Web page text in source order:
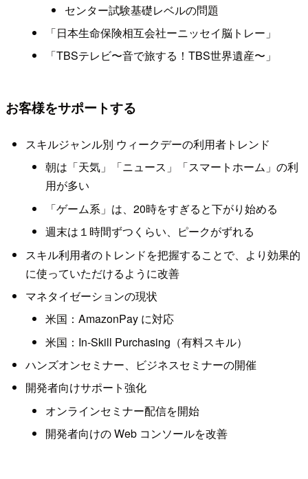
センター試験基礎レベルの問題
「日本生命保険相互会社ーニッセイ脳トレー」
「TBSテレビ〜音で旅する！TBS世界遺産〜」
お客様をサポートする
スキルジャンル別 ウィークデーの利用者トレンド
朝は「天気」「ニュース」「スマートホーム」の利
用が多い
「ゲーム系」は、20時をすぎると下がり始める
週末は１時間ずつくらい、ピークがずれる
スキル利用者のトレンドを把握することで、より効果的
に使っていただけるように改善
マネタイゼーションの現状
米国：AmazonPay に対応
米国：In-Skill Purchasing（有料スキル）
ハンズオンセミナー、ビジネスセミナーの開催
開発者向けサポート強化
オンラインセミナー配信を開始
開発者向けの Web コンソールを改善